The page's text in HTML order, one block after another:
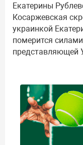
Екатерины
Косаржевская
украинкой
померится
представляющей